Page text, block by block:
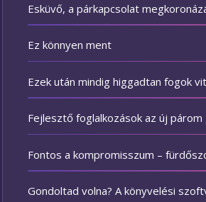
Esküvő, a párkapcsolat
Ez könnyen ment
Ezek után mindig higgadtan fogok
Fejlesztő foglalkozások az új
Fontos a kompromisszum –
Gondoltad volna? A könyvelési